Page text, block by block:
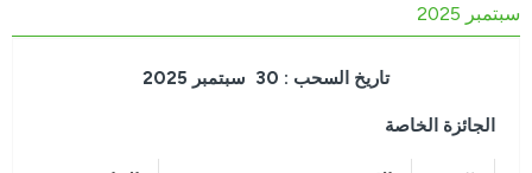
سبتمبر 2025
تاريخ السحب : 30 سبتمبر 2025
الجائزة الخاصة